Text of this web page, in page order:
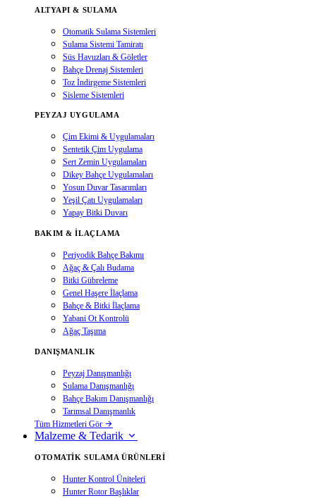
ALTYAPI & SULAMA
Otomatik Sulama Sistemleri
Sulama Sistemi Tamiratı
Süs Havuzları & Göletler
Bahçe Drenaj Sistemleri
Toz İndirgeme Sistemleri
Sisleme Sistemleri
PEYZAJ UYGULAMA
Çim Ekimi & Uygulamaları
Sentetik Çim Uygulama
Sert Zemin Uygulamaları
Dikey Bahçe Uygulamaları
Yosun Duvar Tasarımları
Yeşil Çatı Uygulamaları
Yapay Bitki Duvarı
BAKIM & İLAÇLAMA
Periyodik Bahçe Bakımı
Ağaç & Çalı Budama
Bitki Gübreleme
Genel Haşere İlaçlama
Bahçe & Bitki İlaçlama
Yabani Ot Kontrolü
Ağaç Taşıma
DANIŞMANLIK
Peyzaj Danışmanlığı
Sulama Danışmanlığı
Bahçe Bakım Danışmanlığı
Tarımsal Danışmanlık
Tüm Hizmetleri Gör
Malzeme & Tedarik
OTOMATIK SULAMA ÜRÜNLERI
Hunter Kontrol Üniteleri
Hunter Rotor Başlıklar